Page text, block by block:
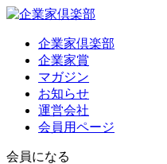
企業家倶楽部
企業家賞
マガジン
お知らせ
運営会社
会員用ページ
会員になる